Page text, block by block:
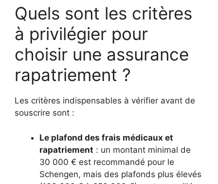
Quels sont les critères
à privilégier pour
choisir une assurance
rapatriement ?
Les critères indispensables à vérifier avant de
souscrire sont :
Le plafond des frais médicaux et
rapatriement : un montant minimal de
30 000 € est recommandé pour le
Schengen, mais des plafonds plus élevés